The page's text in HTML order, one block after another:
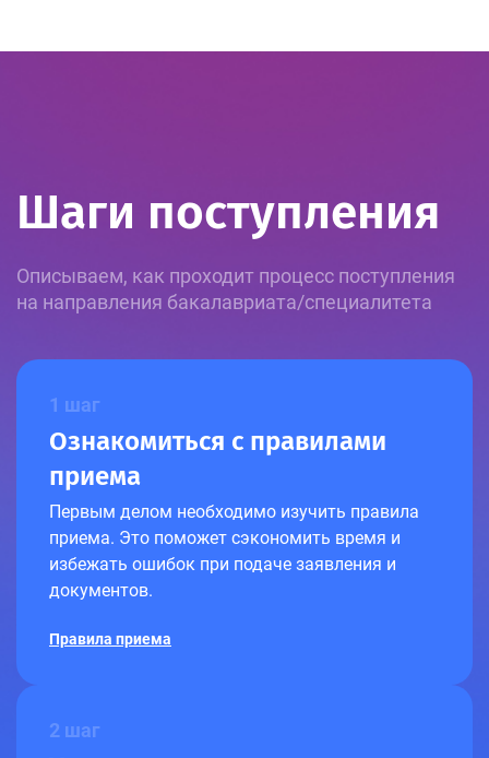
Шаги поступления
Описываем, как проходит процесс поступления
на направления бакалавриата/специалитета
1 шаг
Ознакомиться с правилами
приема
Первым делом необходимо изучить правила
приема. Это поможет сэкономить время и
избежать ошибок при подаче заявления и
документов.
Правила приема
2 шаг